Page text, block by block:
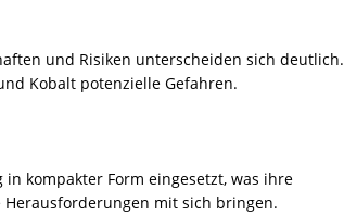
und Risiken unterscheiden sich deutlich.
Kobalt potenzielle Gefahren.
kompakter Form eingesetzt, was ihre
mit sich bringen.